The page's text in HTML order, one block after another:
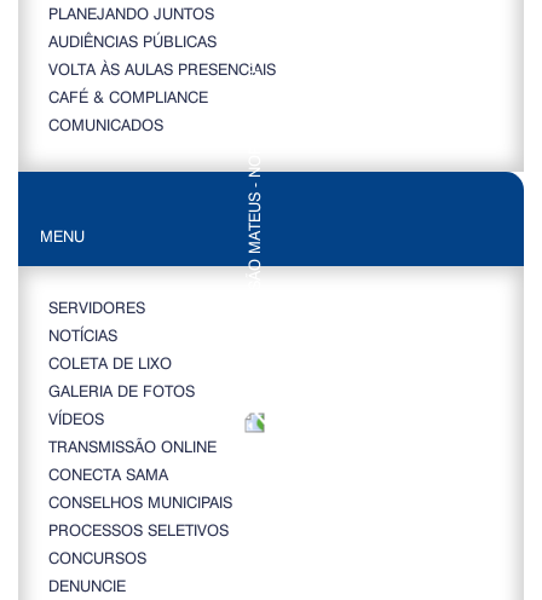
PLANEJANDO JUNTOS
AUDIÊNCIAS PÚBLICAS
VOLTA ÀS AULAS PRESENCIAIS
CAFÉ & COMPLIANCE
COMUNICADOS
MENU
SERVIDORES
NOTÍCIAS
COLETA DE LIXO
GALERIA DE FOTOS
VÍDEOS
TRANSMISSÃO ONLINE
CONECTA SAMA
CONSELHOS MUNICIPAIS
PROCESSOS SELETIVOS
CONCURSOS
DENUNCIE